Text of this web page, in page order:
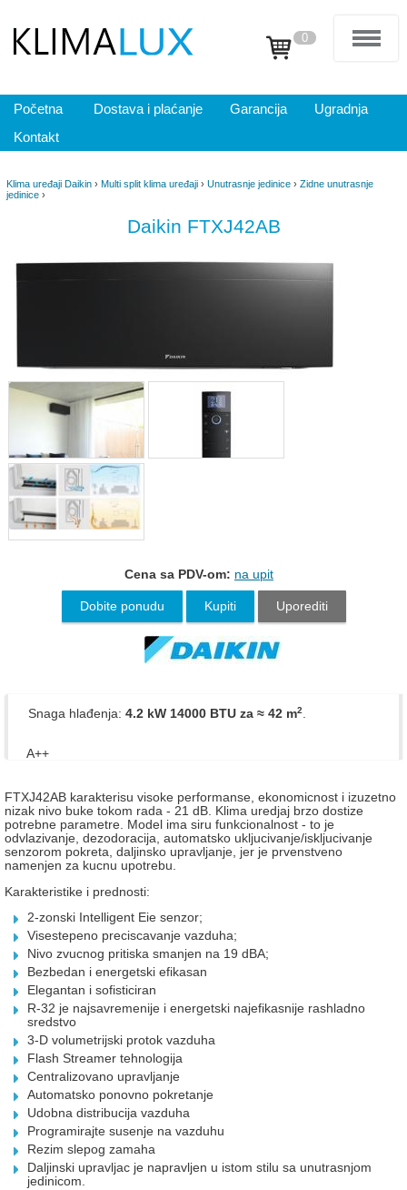
0
Početna Dostava i plaćanje Garancija
Ugradnja
Kontakt
Klima uređaji Daikin › Multi split klima uređaji › Unutrasnje jedinice › Zidne unutrasnje
jedinice ›
Daikin FTXJ42AB
Cena sa PDV-om: na upit
Dobite ponudu Kupiti Uporediti
Snaga hlađenja: 4.2 kW 14000 BTU za ≈ 42 m2.
A++
FTXJ42AB karakterisu visoke performanse, ekonomicnost i izuzetno
nizak nivo buke tokom rada - 21 dB. Klima uredjaj brzo dostize
potrebne parametre. Model ima siru funkcionalnost - to je
odvlazivanje, dezodoracija, automatsko ukljucivanje/iskljucivanje
senzorom pokreta, daljinsko upravljanje, jer je prvenstveno
namenjen za kucnu upotrebu.
Karakteristike i prednosti:
2-zonski Intelligent Eie senzor;
Visestepeno preciscavanje vazduha;
Nivo zvucnog pritiska smanjen na 19 dBA;
Bezbedan i energetski efikasan
Elegantan i sofisticiran
R-32 je najsavremenije i energetski najefikasnije rashladno
sredstvo
3-D volumetrijski protok vazduha
Flash Streamer tehnologija
Centralizovano upravljanje
Automatsko ponovno pokretanje
Udobna distribucija vazduha
Programirajte susenje na vazduhu
Rezim slepog zamaha
Daljinski upravljac je napravljen u istom stilu sa unutrasnjom
jedinicom.